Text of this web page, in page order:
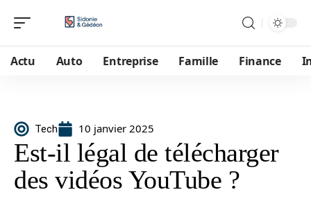
Actu Auto Entreprise Famille Finance
Tech 10 janvier 2025
Est-il légal de télécharger
des vidéos YouTube ?